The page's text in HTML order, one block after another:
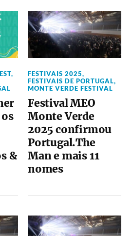
,
&
FESTIVAIS 2025,
FESTIVAIS DE PORTUGAL,
MONTE VERDE FESTIVAL
Festival MEO
Monte Verde
2025 confirmou
Portugal.The
Man e mais 11
nomes